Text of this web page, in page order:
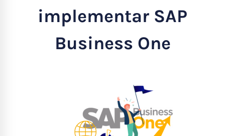
implementar SAP
Business One